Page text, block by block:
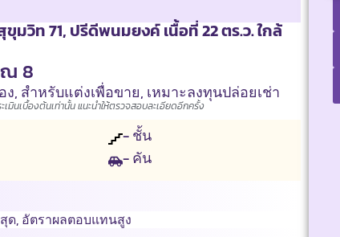
มวิท 71, ปรีดีพนมยงค์ เนื้อที่ 22 ตร.ว. ใกล้
ณ 8
ง, สำหรับแต่งเพื่อขาย, เหมาะลงทุนปล่อยเช่า
มินเบื้องต้นเท่านั้น แนะนำให้ตรวจสอบละเอียดอีกครั้ง
- ชั้น
- คัน
ด, อัตราผลตอบแทนสูง